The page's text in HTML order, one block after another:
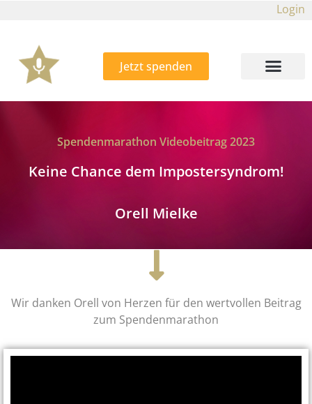
Login
Jetzt spenden
Spendenmarathon Videobeitrag 2023
Keine Chance dem Impostersyndrom!
Orell Mielke
Wir danken Orell von Herzen für den wertvollen Beitrag
zum Spendenmarathon